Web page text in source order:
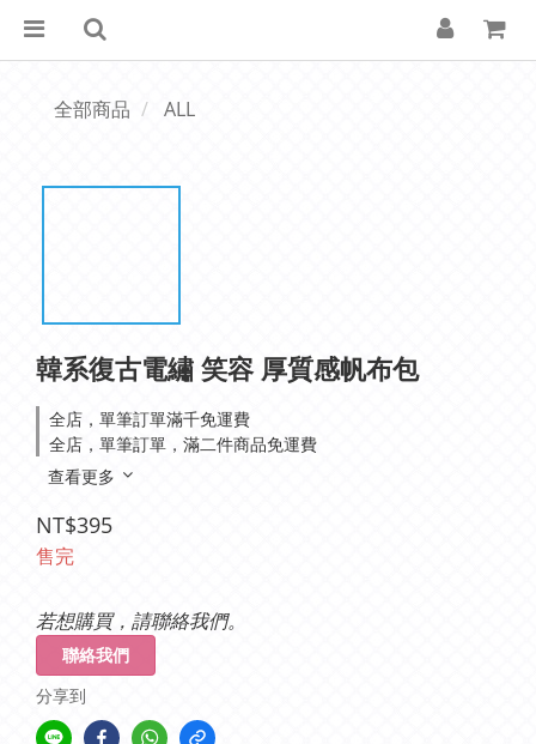
全部商品 ALL
韓系復古電繡 笑容 厚質感帆布包
全店，單筆訂單滿千免運費
全店，單筆訂單，滿二件商品免運費
查看更多
NT$395
售完
若想購買，請聯絡我們。
聯絡我們
分享到